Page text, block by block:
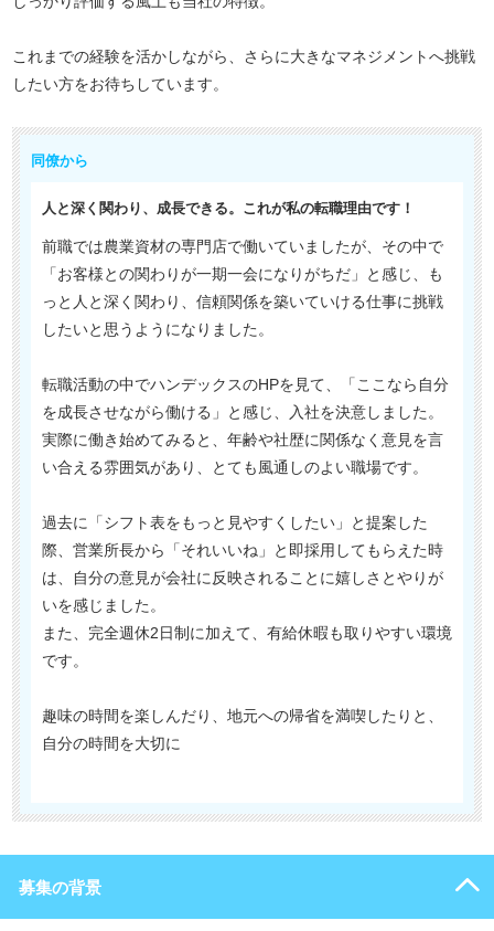
これまでの経験を活かしながら、さらに大きなマネジメントへ挑戦
したい方をお待ちしています。
同僚から
人と深く関わり、成長できる。これが私の転職理由です！
前職では農業資材の専門店で働いていましたが、その中で
「お客様との関わりが一期一会になりがちだ」と感じ、も
っと人と深く関わり、信頼関係を築いていける仕事に挑戦
したいと思うようになりました。
転職活動の中でハンデックスのHPを見て、「ここなら自分
を成長させながら働ける」と感じ、入社を決意しました。
実際に働き始めてみると、年齢や社歴に関係なく意見を言
い合える雰囲気があり、とても風通しのよい職場です。
過去に「シフト表をもっと見やすくしたい」と提案した
際、営業所長から「それいいね」と即採用してもらえた時
は、自分の意見が会社に反映されることに嬉しさとやりが
いを感じました。
また、完全週休2日制に加えて、有給休暇も取りやすい環境
です。
趣味の時間を楽しんだり、地元への帰省を満喫したりと、
自分の時間を大切に
募集の背景